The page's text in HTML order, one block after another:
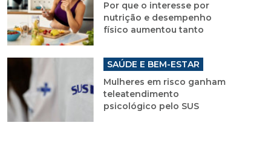
Por que o interesse por
nutrição e desempenho
físico aumentou tanto
SAÚDE E BEM-ESTAR
Mulheres em risco ganham
teleatendimento
psicológico pelo SUS